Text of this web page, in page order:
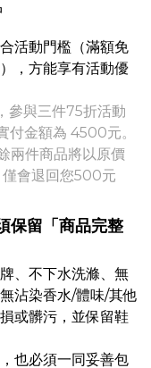
活動門檻（滿額免
，方能享有活動優
參與三件75折活動
金額為 4500元。
兩件商品將以原價
會退回您500元
保留「商品完整
、不下水洗滌、無
沾染香水/體味/其他
或髒污，並保留鞋
也必須一同妥善包